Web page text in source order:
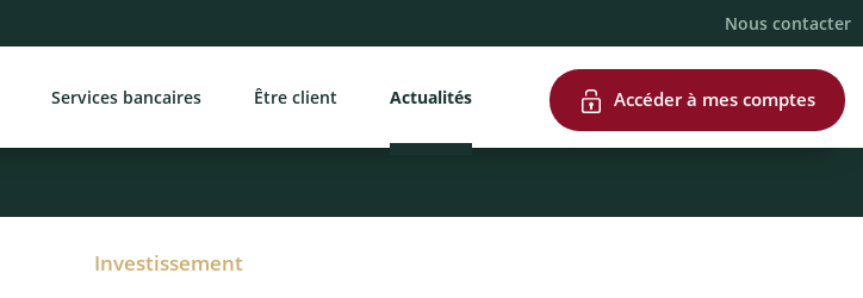
Nous contacter
Services bancaires Être client Actualités Accéder à mes comptes
Investissement